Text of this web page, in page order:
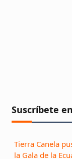
Suscríbete
Tierra Canela
la Gala de la